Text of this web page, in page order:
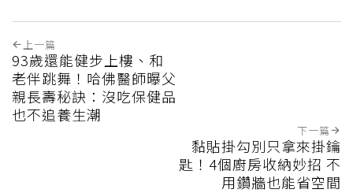
上一篇
93歲還能健步上樓、和
老伴跳舞！哈佛醫師曝父
親長壽秘訣：沒吃保健品
也不追養生潮
下一篇
黏貼掛勾別只拿來掛鑰
匙！4個廚房收納妙招 不
用鑽牆也能省空間